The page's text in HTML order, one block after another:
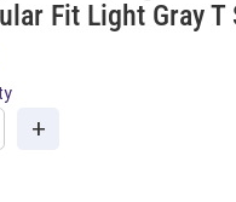
Fit Light Gray
+